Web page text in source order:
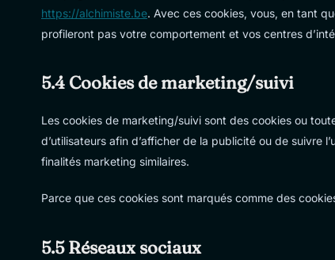
https://alchimiste.be. Avec ces cookies, vous, en tant
profileront pas votre comportement et vos centres
5.4 Cookies de marketing/suivi
Les cookies de marketing/suivi sont des cookies ou
d’utilisateurs afin d’afficher de la publicité ou de suivre
finalités marketing similaires.
Parce que ces cookies sont marqués comme des
5.5 Réseaux sociaux